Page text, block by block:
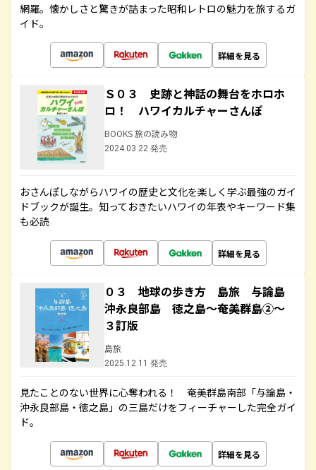
網羅。懐かしさと驚きが詰まった昭和レトロの魅力を旅するガ
イド。
詳細を見る
Ｓ０３ 史跡と神話の舞台をホロホ
ロ！ ハワイカルチャーさんぽ
BOOKS 旅の読み物
2024.03.22 発売
おさんぽしながらハワイの歴史と文化を楽しく学ぶ最強のガイ
ドブックが誕生。知っておきたいハワイの年表やキーワード集
も必読
詳細を見る
０３ 地球の歩き方 島旅 与論島
沖永良部島 徳之島～奄美群島②～
３訂版
島旅
2025.12.11 発売
見たことのない世界に心奪われる！ 奄美群島南部「与論島・
沖永良部島・徳之島」の三島だけをフィーチャーした完全ガイ
ド。
詳細を見る